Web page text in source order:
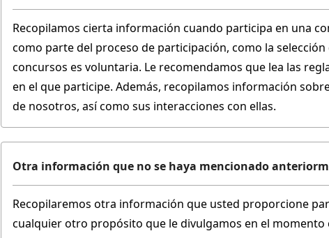
Recopilamos cierta información cuando participa en una
como parte del proceso de participación, como la
concursos es voluntaria. Le recomendamos que lea las
en el que participe. Además, recopilamos información
de nosotros, así como sus interacciones con ellas.
Otra información que no se haya mencionado
Recopilaremos otra información que usted proporcione
cualquier otro propósito que le divulgamos en el